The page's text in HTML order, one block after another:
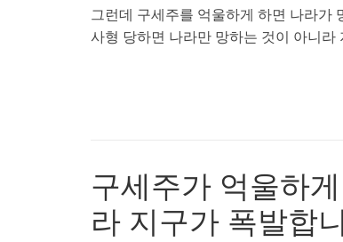
그런데 구세주를 억울하게 하면 나라가
사형 당하면 나라만 망하는 것이 아니라
구세주가 억울하
라 지구가 폭발합